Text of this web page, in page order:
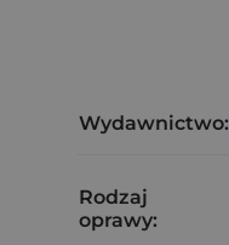
Wydawnictwo:
Rodzaj
oprawy: